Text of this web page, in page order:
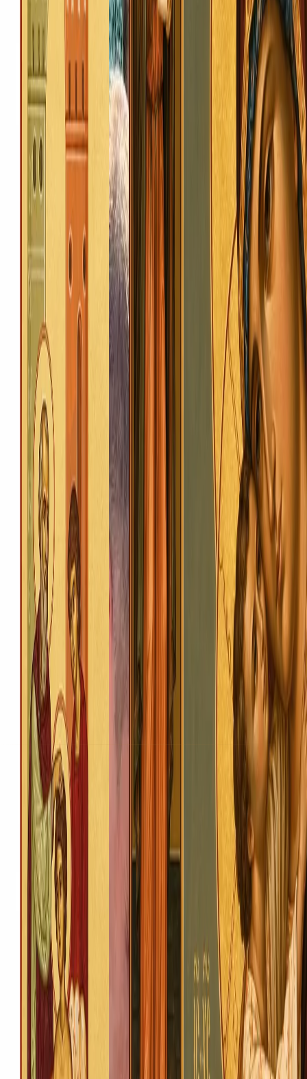
+38 068 788 77 22
kaplychka@ukr.net
Богослужіння
Розклад
Онлайн-трансляція
Тексти богослужінь
Бібліотека
Молитви
Акафісти
Псалтир
Канони
Парафіянам
Подати записку
Пожертва на храм
Таїнства
Погребіння
Про нас
Історія храму
2026 Храмовий комплекс Почаївської ікони Божої
Матері.Всі права захищені
Конфіденційність
Умови використання Файли cookie
Designed by ROOM SIXTY NINE